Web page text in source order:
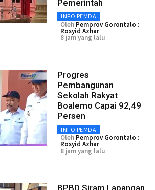
Pemerintah
INFO PEMDA
Oleh Pemprov Gorontalo :
Rosyid Azhar
8 jam yang lalu
Progres
Pembangunan
Sekolah Rakyat
Boalemo Capai 92,49
Persen
INFO PEMDA
Oleh Pemprov Gorontalo :
Rosyid Azhar
8 jam yang lalu
BPBD Siram Lapangan